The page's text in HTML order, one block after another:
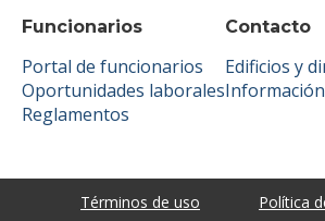
Funcionarios
Portal de funcionarios
Oportunidades laborales
Reglamentos
Contacto
Edificios y
Términos de uso Política